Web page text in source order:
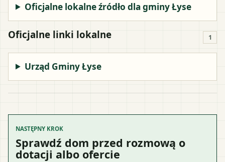
Oficjalne lokalne źródło dla gminy Łyse
Oficjalne linki lokalne 1
Urząd Gminy Łyse
NASTĘPNY KROK
Sprawdź dom przed rozmową o
dotacji albo ofercie